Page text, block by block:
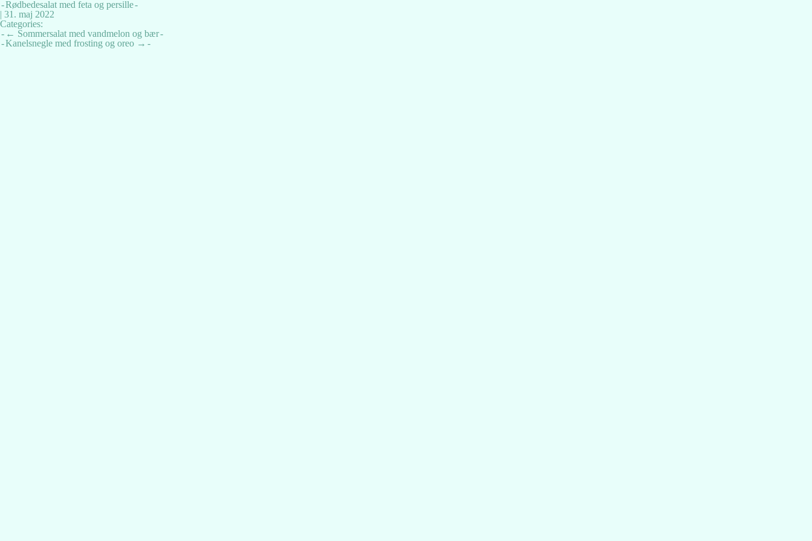
Rødbedesalat med feta og persille
| 31. maj 2022
Categories:
Indlægsnavigation
← Sommersalat med vandmelon og bær
Kanelsnegle med frosting og oreo →